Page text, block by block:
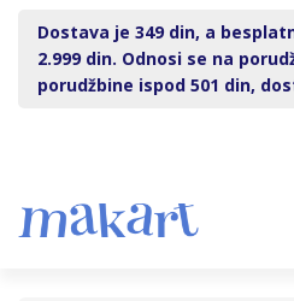
Dostava je 349 din, a
2.999 din. Odnosi se na
porudžbine ispod 501 din,